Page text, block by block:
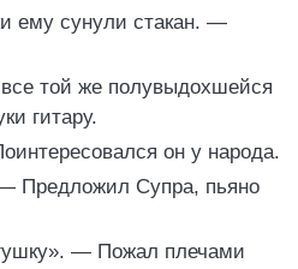
ему сунули стакан. —
той же полувыдохшейся
гитару.
он у народа.
Предложил Супра, пьяно
— Пожал плечами